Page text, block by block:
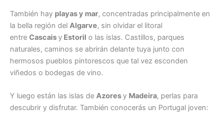
También hay playas y mar, concentradas principalmente en
la bella región del Algarve, sin olvidar el litoral
entre Cascaisy Estoril o las islas. Castillos, parques
naturales, caminos se abrirán delante tuya junto con
hermosos pueblos pintorescos que tal vez esconden
viñedos o bodegas de vino.
Y luego están las islas de Azoresy Madeira, perlas para
descubrir y disfrutar. También conocerás un Portugal joven: